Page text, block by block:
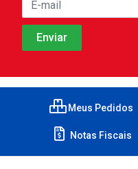
Meus Pedidos
Notas Fiscais